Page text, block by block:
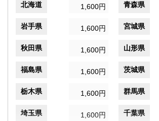
北海道 1,600円 青森県
岩手県 1,600円 宮城県
秋田県 1,600円 山形県
福島県 1,600円 茨城県
栃木県 1,600円 群馬県
埼玉県 1,600円 千葉県